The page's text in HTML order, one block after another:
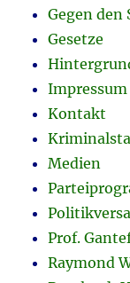
Gegen den
Gesetze
Impressum
Kontakt
Medien
Prof.
Raymond